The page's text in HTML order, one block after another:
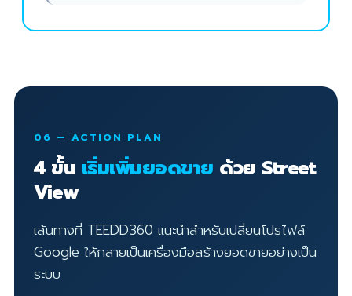
06 — ACTION PLAN
4 ขั้น เริ่มเพิ่มยอดขาย ด้วย Street
View
เส้นทางที่ TEEDD360 แนะนำสำหรับเปลี่ยนโปรไฟล์
Google ให้กลายเป็นเครื่องมือสร้างยอดขายอย่างเป็น
ระบบ